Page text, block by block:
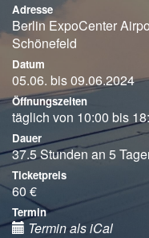
Adresse
Berlin ExpoCenter
Schönefeld
Datum
05.06. bis 09.06.2024
Öffnungszeiten
täglich von 10:00 bis
Dauer
37.5 Stunden an 5
Ticketpreis
60 €
Termin
Termin als iCal